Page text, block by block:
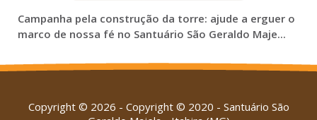
Campanha pela construção da torre: ajude a erguer o
marco de nossa fé no Santuário São Geraldo Maje...
Copyright © 2026 - Copyright © 2020 - Santuário São